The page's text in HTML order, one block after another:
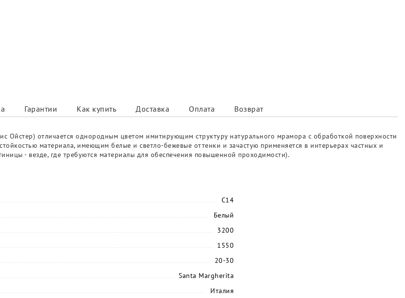
Гарантии Как купить Доставка Оплата Возврат
Ойстер) отличается однородным цветом имитирующим структуру натурального мрамора с обработкой поверхности
материала, имеющим белые и светло-бежевые оттенки и зачастую применяется в интерьерах частных и
- везде, где требуются материалы для обеспечения повышенной проходимости).
C14
Белый
3200
1550
20-30
Santa Margherita
Италия